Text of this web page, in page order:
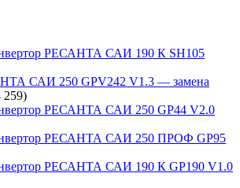
РЕСАНТА САИ 190 К SH105
САИ 250 GPV242 V1.3 — замена
259)
РЕСАНТА САИ 250 GP44 V2.0
РЕСАНТА САИ 250 ПРОФ GP95
РЕСАНТА САИ 190 К GP190 V1.0